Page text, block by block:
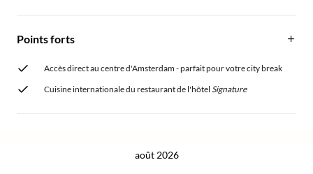
Points forts
Accès direct au centre d'Amsterdam - parfait pour votre city break
Cuisine internationale du restaurant de l'hôtel Signature
août 2026